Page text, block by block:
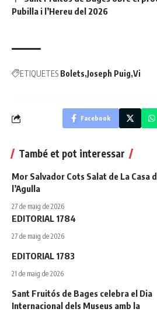
Pubilla i l’Hereu del 2026
ETIQUETES Bolets Joseph Puig Vi
Facebook
També et pot interessar
Mor Salvador Cots Salat de La Casa
l’Agulla
27 de maig de 2026
EDITORIAL 1784
27 de maig de 2026
EDITORIAL 1783
21 de maig de 2026
Sant Fruitós de Bages celebra el Dia
Internacional dels Museus amb la